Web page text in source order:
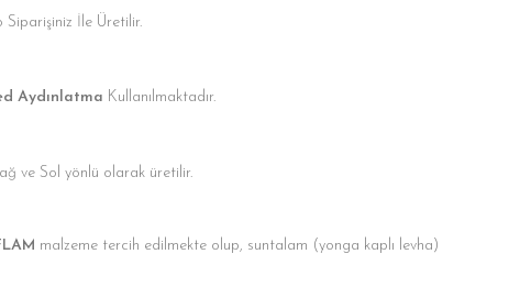
Siparişiniz İle Üretilir.
Aydınlatma Kullanılmaktadır.
ve Sol yönlü olarak üretilir.
malzeme tercih edilmekte olup, suntalam (yonga kaplı levha)